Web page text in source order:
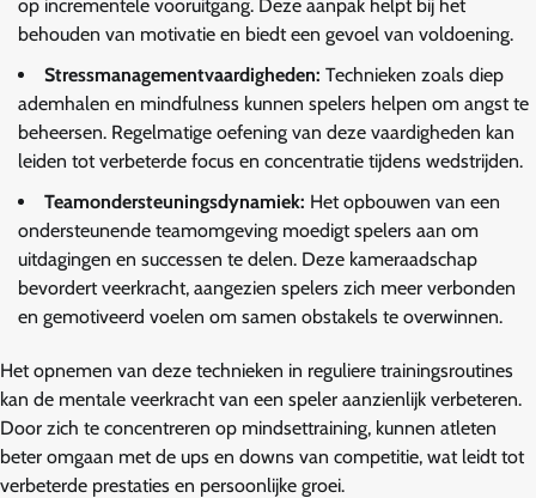
op incrementele vooruitgang. Deze aanpak helpt bij het
behouden van motivatie en biedt een gevoel van voldoening.
Stressmanagementvaardigheden: Technieken zoals diep
ademhalen en mindfulness kunnen spelers helpen om angst te
beheersen. Regelmatige oefening van deze vaardigheden kan
leiden tot verbeterde focus en concentratie tijdens wedstrijden.
Teamondersteuningsdynamiek: Het opbouwen van een
ondersteunende teamomgeving moedigt spelers aan om
uitdagingen en successen te delen. Deze kameraadschap
bevordert veerkracht, aangezien spelers zich meer verbonden
en gemotiveerd voelen om samen obstakels te overwinnen.
Het opnemen van deze technieken in reguliere trainingsroutines
kan de mentale veerkracht van een speler aanzienlijk verbeteren.
Door zich te concentreren op mindsettraining, kunnen atleten
beter omgaan met de ups en downs van competitie, wat leidt tot
verbeterde prestaties en persoonlijke groei.